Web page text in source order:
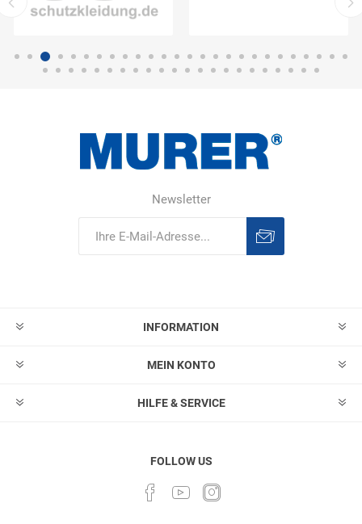
Newsletter
INFORMATION
MEIN KONTO
HILFE & SERVICE
FOLLOW US